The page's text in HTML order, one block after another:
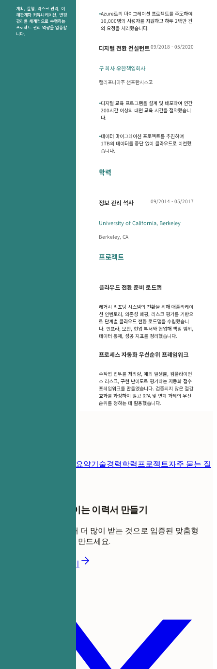
계획, 실행, 리스크 관리, 이
해관계자 커뮤니케이션, 변경
관리를 체계적으로 수행하는
프로젝트 관리 역량을 입증합
니다.
•Azure로의 마이그레이션 프로젝트를 주도하여
10,000명의 사용자를 지원하고 하루 2백만 건
의 요청을 처리했습니다.
디지털 전환 컨설턴트09/2018 - 05/2020
구 회사 유한책임회사
캘리포니아주 샌프란시스코
•디지털 교육 프로그램을 설계 및 배포하여 연간
200시간 이상의 대면 교육 시간을 절약했습니
다.
•데이터 마이그레이션 프로젝트를 추진하여
1TB의 데이터를 중단 없이 클라우드로 이전했
습니다.
학력
정보 관리 석사 09/2014 - 05/2017
University of California, Berkeley
Berkeley, CA
프로젝트
클라우드 전환 준비 로드맵
레거시 리포팅 시스템의 전환을 위해 애플리케이
션 인벤토리, 의존성 매핑, 리스크 평가를 기반으
로 단계별 클라우드 전환 로드맵을 수립했습니
다. 인프라, 보안, 현업 부서와 협업해 책임 범위,
데이터 통제, 성공 지표를 정리했습니다.
프로세스 자동화 우선순위 프레임워크
수작업 업무를 처리량, 예외 발생률, 컴플라이언
스 리스크, 구현 난이도로 평가하는 자동화 접수
프레임워크를 만들었습니다. 검증되지 않은 절감
효과를 과장하지 않고 RPA 및 연계 과제의 우선
순위를 정하는 데 활용했습니다.
요약기술경력학력프로젝트자주 묻는 질
채용률을 60% 높이는 이력서 만들기
몇 분 만에 면접을 6배 더 많이 받는 것으로 입증된 맞춤형
ATS 친화적 이력서를 만드세요.
더 나은 이력서 만들기